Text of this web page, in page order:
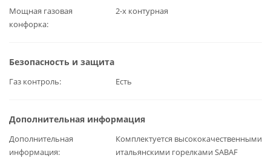
Мощная газовая
конфорка
2-х контурная
Безопасность и защита
Газ контроль Есть
Дополнительная информация
Дополнительная
информация
Комплектуется высококачественными
итальянскими горелками SABAF